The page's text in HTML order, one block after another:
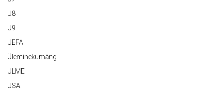
U8
U9
UEFA
Üleminekumäng
ULME
USA